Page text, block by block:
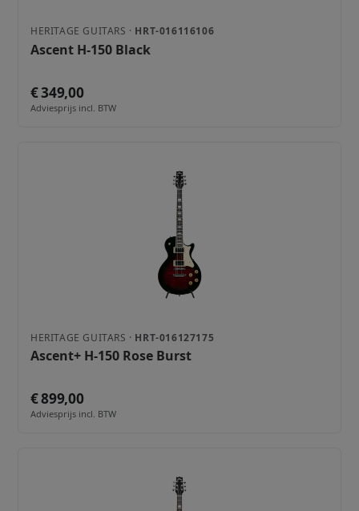
HERITAGE GUITARS · HRT-016116106
Ascent H-150 Black
€ 349,00
Adviesprijs incl. BTW
HERITAGE GUITARS · HRT-016127175
Ascent+ H-150 Rose Burst
€ 899,00
Adviesprijs incl. BTW